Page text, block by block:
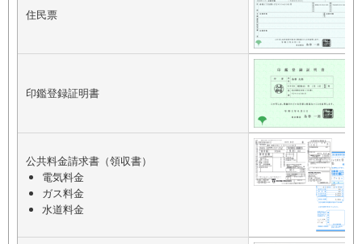
住民票
印鑑登録証明書
公共料金請求書（領収書）
電気料金
ガス料金
水道料金